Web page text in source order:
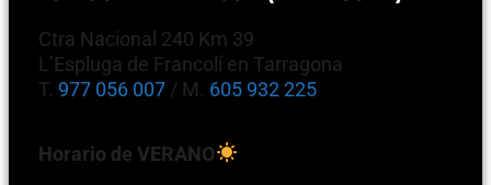
Ctra Nacional 240 Km 39
L’Espluga de Francolí en Tarragona
T. 977 056 007 / M. 605 932 225
Horario de VERANO